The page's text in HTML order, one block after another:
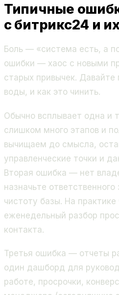
Типичные
с битрикс24 и
Боль — «система есть, а
ошибки — хаос с новыми
старых привычек.
воды, и как это чинить.
Обычно всплывает одна и
слишком много этапов и
вычищаем до смысла,
управленческие точки и
Вторая ошибка — нет
назначьте ответственного
чистоту базы. На
еженедельный разбор
контакта.
Третья ошибка — отчеты
один дашборд для
работе, просрочки,